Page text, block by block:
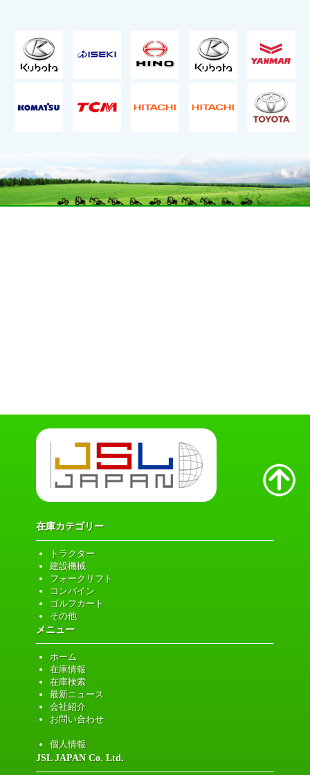
在庫カテゴリー
トラクター
建設機械
フォークリフト
コンバイン
ゴルフカート
その他
メニュー
ホーム
在庫情報
在庫検索
最新ニュース
会社紹介
お問い合わせ
個人情報
JSL JAPAN Co. Ltd.